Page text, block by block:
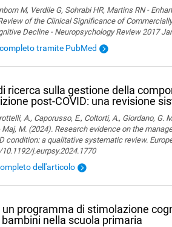
M, Verdile G, Sohrabi HR, Martins RN -
of the Clinical Significance of
Decline - Neuropsychology Review 2017
tramite PubMed
ricerca sulla gestione della
post-COVID: una revisione
A., Caporusso, E., Coltorti, A., Giordano, G.
Maj, M. (2024). Research evidence on the
condition: a qualitative systematic review.
j.eurpsy.2024.1770
dell'articolo
programma di stimolazione
nella scuola primaria